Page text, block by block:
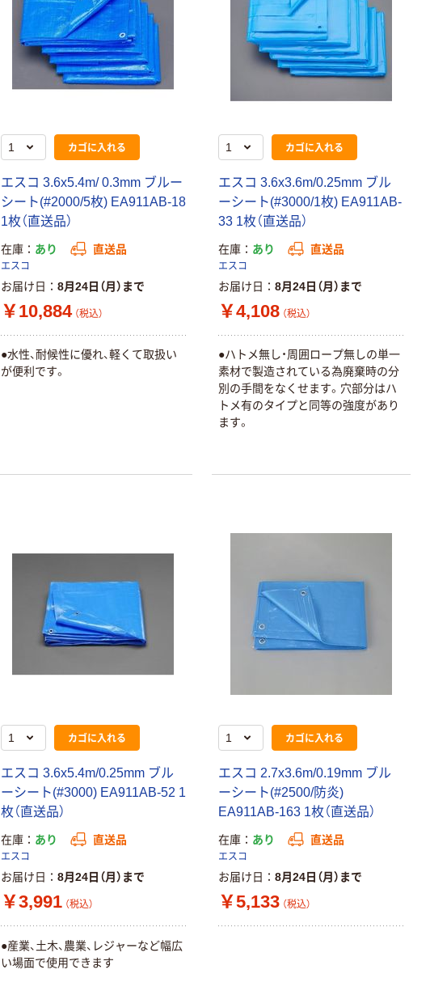
カゴに入れる
エスコ 3.6x5.4m/ 0.3mm ブルー
シート(#2000/5枚) EA911AB-18
1枚（直送品）
在庫 あり 直送品
エスコ
お届け日 8月24日（月）まで
￥10,884 （税込）
●水性、耐候性に優れ、軽くて取扱い
が便利です。
カゴに入れる
エスコ 3.6x3.6m/0.25mm ブル
ーシート(#3000/1枚) EA911AB-
33 1枚（直送品）
在庫 あり 直送品
エスコ
お届け日 8月24日（月）まで
￥4,108 （税込）
●ハトメ無し・周囲ロープ無しの単一
素材で製造されている為廃棄時の分
別の手間をなくせます。穴部分はハ
トメ有のタイプと同等の強度があり
ます。
カゴに入れる
エスコ 3.6x5.4m/0.25mm ブル
ーシート(#3000) EA911AB-52 1
枚（直送品）
在庫 あり 直送品
エスコ
お届け日 8月24日（月）まで
￥3,991 （税込）
●産業、土木、農業、レジャーなど幅広
い場面で使用できます
カゴに入れる
エスコ 2.7x3.6m/0.19mm ブル
ーシート(#2500/防炎)
EA911AB-163 1枚（直送品）
在庫 あり 直送品
エスコ
お届け日 8月24日（月）まで
￥5,133 （税込）